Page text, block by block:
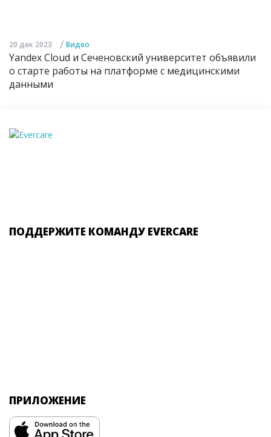
20 дек 2023 / Видео
Yandex Cloud и Сеченовский университет объявили
о старте работы на платформе с медицинскими
данными
ПОДДЕРЖИТЕ КОМАНДУ EVERCARE
ПРИЛОЖЕНИЕ